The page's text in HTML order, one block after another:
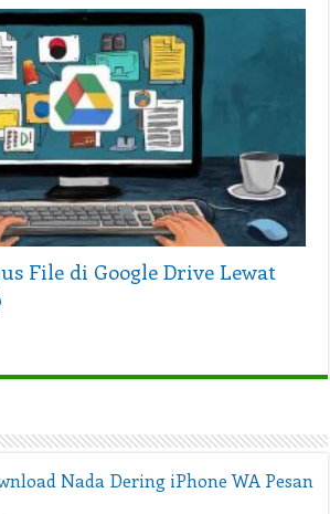
File di Google Drive Lewat
Nada Dering iPhone WA Pesan